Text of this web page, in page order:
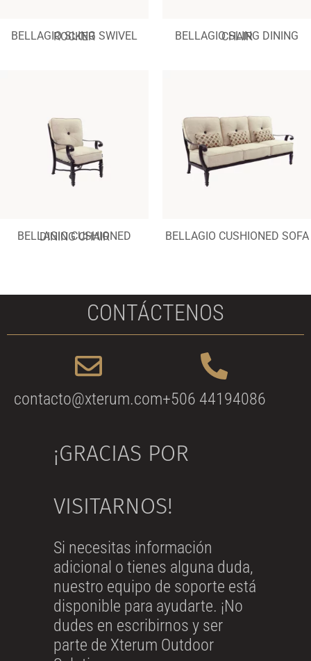
BELLAGIO SLING SWIVEL ROCKER BELLAGIO SLING DINING CHAIR
BELLAGIO CUSHIONED DINING CHAIR BELLAGIO CUSHIONED SOFA
CONTÁCTENOS
contacto@xterum.com+506 44194086
¡GRACIAS POR
VISITARNOS!
Si necesitas información
adicional o tienes alguna duda,
nuestro equipo de soporte está
disponible para ayudarte. ¡No
dudes en escribirnos y ser
parte de Xterum Outdoor